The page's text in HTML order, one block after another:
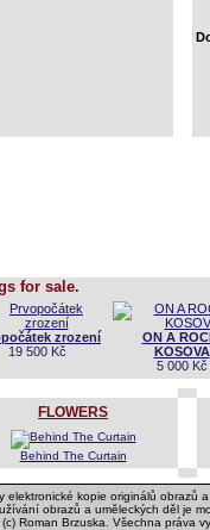
for sale.
zrození
19 500 Kč
ON A
KOSOVA
5 000 Kč
FLOWERS
Behind The Curtain
elektronické kopie originálů obrazů
obrazů a uměleckých děl je
Roman Brzuska. Všechna práva